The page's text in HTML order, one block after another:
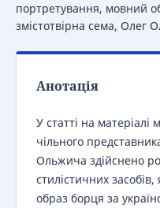
портретування, мовний
змістотвірна сема, Олег
Анотація
У статті на
чільного
Ольжича здійснено
стилістичних
образ борця за